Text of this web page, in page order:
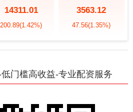
14311.01
200.89(1.42%)
3563.12
47.56(1.35%)
门槛高收益-专业配资服务